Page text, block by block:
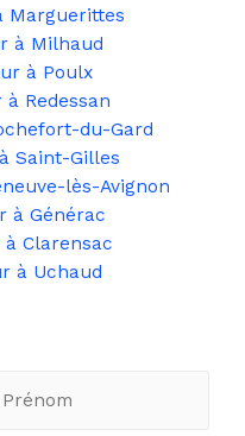
Marguerittes
à Milhaud
à Poulx
Redessan
du-Gard
Saint-Gilles
lès-Avignon
à Générac
Clarensac
à Uchaud